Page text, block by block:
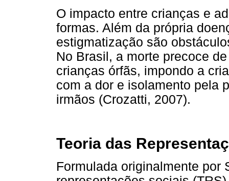
O impacto entre crianças e
formas. Além da própria
estigmatização são
No Brasil, a morte precoce
crianças órfãs, impondo a
com a dor e isolamento pela
irmãos (Crozatti, 2007).
Teoria das
Formulada originalmente por